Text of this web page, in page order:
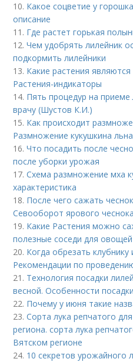
10. Какое соцветие у
описание
11. Где растет горькая
12.Чем удобрять лилейник
подкормить лилейники
13. Какие растения
Растения-индикаторы
14. Пять процедур на
врачу (Шустов К.И.)
15. Как происходит
Размножение кукушкина льна
16.Что посадить после
после уборки урожая
17.Схема размножение мха
характеристика
18. После чего сажать
Севооборот ярового чеснока
19. Какие Растения можно
полезные соседи для овощей
20. Когда обрезать клубнику
Рекомендации по
21. Технология посадки
весной. Особенности посадки
22. Почему у июня такие
23.Сорта лука репчатого
региона. сорта лука
Вятском регионе
24. 10 секретов урожайного